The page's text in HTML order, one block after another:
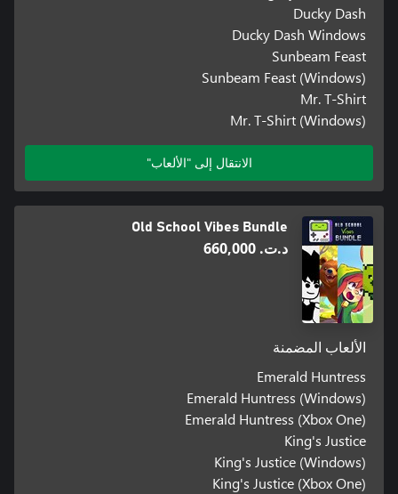
Ducky Dash
Ducky Dash Windows
Sunbeam Feast
Sunbeam Feast (Windows)
Mr. T-Shirt
Mr. T-Shirt (Windows)
الانتقال إلى "الألعاب"
Old School Vibes Bundle
د.ت.‏ 660,000
الألعاب المضمنة
Emerald Huntress
Emerald Huntress (Windows)
Emerald Huntress (Xbox One)
King's Justice
King's Justice (Windows)
King's Justice (Xbox One)